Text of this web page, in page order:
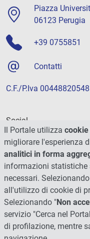
Piazza
06123 Perugia
+39 0755851
Contatti
C.F./P.Iva 00448820548
Social
Il Portale utilizza
migliorare l'esperienza
analitici in forma
informazioni statistiche
necessari.
all'utilizzo di cookie di
Selezionando "Non
servizio "Cerca nel
di profilazione, mentre